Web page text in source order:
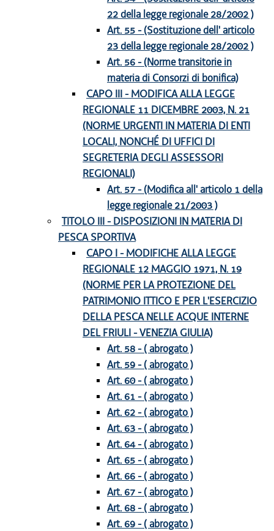
22 della legge regionale 28/2002 )
Art. 55 - (Sostituzione dell' articolo
23 della legge regionale 28/2002 )
Art. 56 - (Norme transitorie in
materia di Consorzi di bonifica)
CAPO III - MODIFICA ALLA LEGGE
REGIONALE 11 DICEMBRE 2003, N. 21
(NORME URGENTI IN MATERIA DI ENTI
LOCALI, NONCHÉ DI UFFICI DI
SEGRETERIA DEGLI ASSESSORI
REGIONALI)
Art. 57 - (Modifica all' articolo 1 della
legge regionale 21/2003 )
TITOLO III - DISPOSIZIONI IN MATERIA DI
PESCA SPORTIVA
CAPO I - MODIFICHE ALLA LEGGE
REGIONALE 12 MAGGIO 1971, N. 19
(NORME PER LA PROTEZIONE DEL
PATRIMONIO ITTICO E PER L'ESERCIZIO
DELLA PESCA NELLE ACQUE INTERNE
DEL FRIULI - VENEZIA GIULIA)
Art. 58 - ( abrogato )
Art. 59 - ( abrogato )
Art. 60 - ( abrogato )
Art. 61 - ( abrogato )
Art. 62 - ( abrogato )
Art. 63 - ( abrogato )
Art. 64 - ( abrogato )
Art. 65 - ( abrogato )
Art. 66 - ( abrogato )
Art. 67 - ( abrogato )
Art. 68 - ( abrogato )
Art. 69 - ( abrogato )